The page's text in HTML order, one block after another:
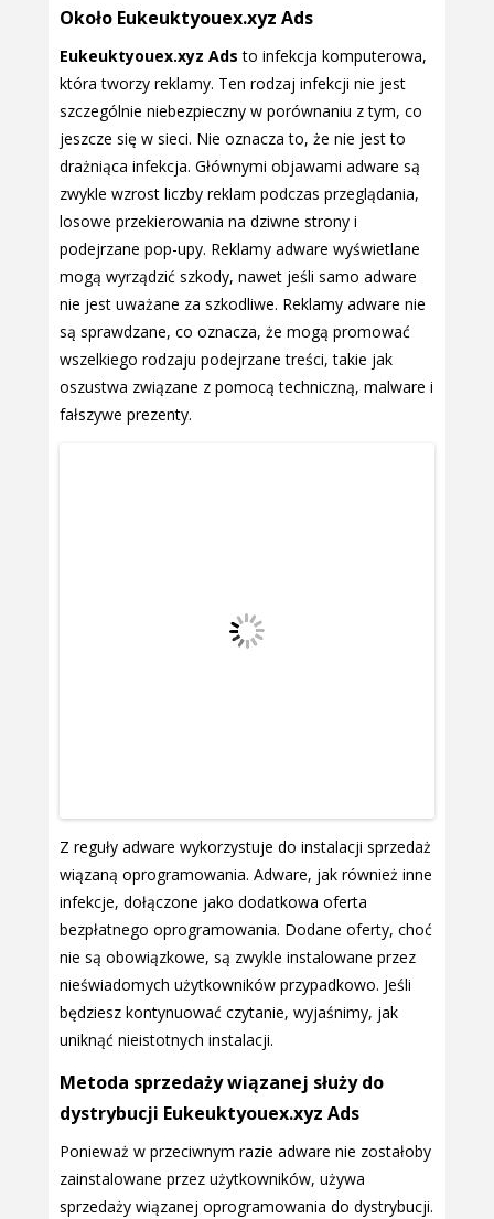
Około Eukeuktyouex.xyz Ads
Eukeuktyouex.xyz Adsto infekcja komputerowa,
która tworzy reklamy. Ten rodzaj infekcji nie jest
szczególnie niebezpieczny w porównaniu z tym, co
jeszcze się w sieci. Nie oznacza to, że nie jest to
drażniąca infekcja. Głównymi objawami adware są
zwykle wzrost liczby reklam podczas przeglądania,
losowe przekierowania na dziwne strony i
podejrzane pop-upy. Reklamy adware wyświetlane
mogą wyrządzić szkody, nawet jeśli samo adware
nie jest uważane za szkodliwe. Reklamy adware nie
są sprawdzane, co oznacza, że mogą promować
wszelkiego rodzaju podejrzane treści, takie jak
oszustwa związane z pomocą techniczną, malware i
fałszywe prezenty.
Z reguły adware wykorzystuje do instalacji sprzedaż
wiązaną oprogramowania. Adware, jak również inne
infekcje, dołączone jako dodatkowa oferta
bezpłatnego oprogramowania. Dodane oferty, choć
nie są obowiązkowe, są zwykle instalowane przez
nieświadomych użytkowników przypadkowo. Jeśli
będziesz kontynuować czytanie, wyjaśnimy, jak
uniknąć nieistotnych instalacji.
Metoda sprzedaży wiązanej służy do
dystrybucji Eukeuktyouex.xyz Ads
Ponieważ w przeciwnym razie adware nie zostałoby
zainstalowane przez użytkowników, używa
sprzedaży wiązanej oprogramowania do dystrybucji.